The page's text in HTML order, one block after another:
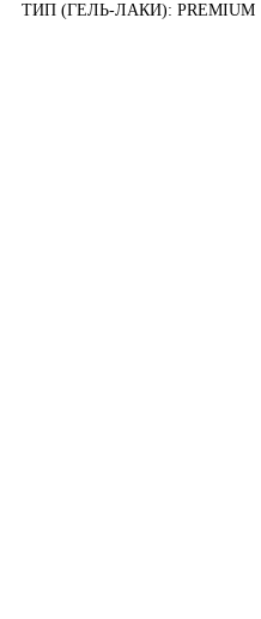
ТИП (ГЕЛЬ-ЛАКИ): PREMIUM